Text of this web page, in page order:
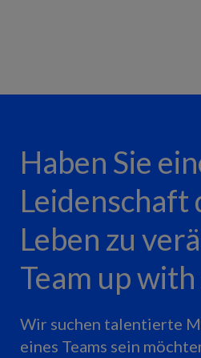
Haben Sie
Leidenschaft
Leben zu
Team up with
Wir suchen talentierte
eines Teams sein